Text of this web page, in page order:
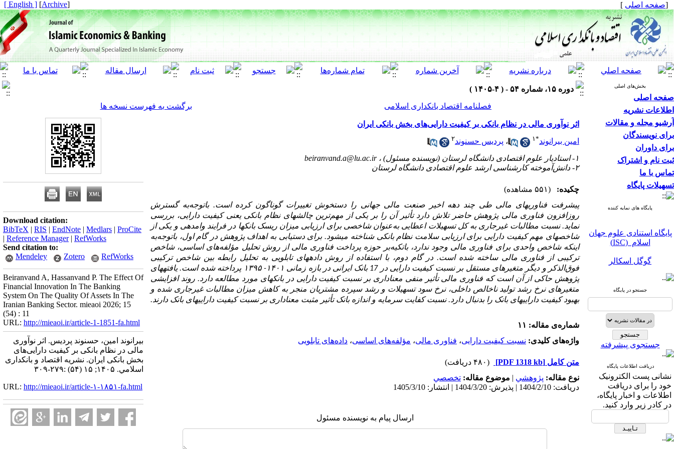
[صفحه اصلی ]
[
Archive
]
[ English ]
بخش‌های اصلی
صفحه اصلی
اطلاعات نشریه
آرشیو مجله و مقالات
برای نویسندگان
برای داوران
ثبت نام و اشتراک
تماس با ما
تسهیلات پایگاه
پایگاه های نمایه کننده
پایگاه استنادی علوم جهان
اسلام (ISC)
گوگل اسکالر
نورمگز
سیویلیکا
پایگاه استنادی علوم جهان
اسلام (ISC)
گوگل اسکالر
مگ ایران
جستجو در پایگاه
جستجوی پیشرفته
دریافت اطلاعات پایگاه
نشانی پست الکترونیک
خود را برای دریافت
اطلاعات و اخبار پایگاه،
در کادر زیر وارد کنید.
دوره ۱۵، شماره ۵۴ - ( ۴-۱۴۰۵ )
فصلنامه اقتصاد بانکداری اسلامی
برگشت به فهرست نسخه ها
اثر نوآوری مالی در نظام بانکی بر کیفیت دارایی‌های بخش بانکی ایران
امین بیرانوند*۱ ، پردیس حسنوند۲
۱- استادیار علوم اقتصادی دانشگاه لرستان (نویسنده مسئول) ،
beiranvand.a@lu.ac.ir
۲- دانش‌آموخته کارشناسی ارشد علوم اقتصادی دانشگاه لرستان
چکیده: (۵۵۱ مشاهده)
پیشرفت فناوری­های مالی طی چند دهه اخیر صنعت مالی جهانی را دستخوش تغییرات گوناگون کرده است.باتوجه‌به گسترش
روزافزون فناوری مالی پژوهش حاضر تلاش دارد تأثیر آن را بر یکی از مهم‌ترین چالش­های نظام بانکی یعنی کیفیت دارایی، بررسی
نماید. نسبت مطالبات غیر­جاری به کل تسهیلات اعطایی به‌عنوان شاخصی برای ارزیابی میزان ریسک بانک­ها در فرایند وام­دهی و یکی از
شاخص­های مهم کیفیت دارایی برای ارزیابی سلامت نظام بانکی شناخته می­شود. برای دستیابی به اهداف پژوهش در گام اول، باتوجه‌به
اینکه شاخص واحدی برای فناوری مالی وجود ندارد، باتکیه‌بر حوزه پرداخت فناوری مالی از روش تحلیل مؤلفه‌های اساسی، شاخص
ترکیبی از فناوری مالی ساخته شده است. در گام دوم، با استفاده از روش داده­های تابلویی به تحلیل رابطه بین شاخص ترکیبی
فوق‌الذکر و دیگر متغیرهای مستقل بر نسبت کیفیت دارایی در 17 بانک ایرانی در بازه زمانی ۱۴۰۱- ۱۳۹۵ پرداخته شده است. یافته­های
پژوهش حاکی از آن است که فناوری مالی تأثیر منفی معنا­داری بر نسبت کیفیت دارایی در بانک­های مورد مطالعه دارد. روند افزایشی
متغیر­های نرخ رشد تولید ناخالص داخلی، نرخ سود تسهیلات و رشد سپرده مشتریان منجر به کاهش میزان مطالبات غیر­جاری شده و
بهبود کیفیت دارایی­های بانک را بدنبال دارد. نسبت کفایت سرمایه و اندازه بانک تأثیر مثبت معناداری بر نسبت کیفیت دارایی­های بانک دارند.
شماره‌ی مقاله: ۱۱
واژه‌های کلیدی: نسبت کیفیت دارایی، فناوری مالی، مؤلفه‌های اساسی، داده‌های تابلویی
متن کامل [PDF 1318 kb]
(۴۸۰ دریافت)
نوع مقاله: پژوهشي | موضوع مقاله: تخصصي
دریافت: 1404/2/10 | پذیرش: 1404/3/20 | انتشار: 1405/3/10
ارسال پیام به نویسنده مسئول
Download citation:
BibTeX | RIS | EndNote | Medlars | ProCite
| Reference Manager| RefWorks
Send citation to:
Mendeley
Zotero RefWorks
Beiranvand A, Hassanvand P. The Effect Of
Financial Innovation In The Banking
System On The Quality Of Assets In The
Iranian Banking Sector. mieaoi 2026; 15
(54) : 11
URL: http://mieaoi.ir/article-1-1851-fa.html
بیرانوند امین، حسنوند پردیس. اثر نوآوری
مالی در نظام بانکی بر کیفیت دارایی‌های
بخش بانکی ایران. نشریه اقتصاد و بانکداری
اسلامي. ۱۴۰۵; ۱۵ (۵۴) :۲۷۹-۳۰۹
URL: http://mieaoi.ir/article-۱-۱۸۵۱-fa.html